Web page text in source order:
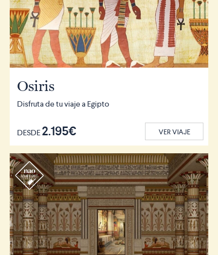
Osiris
Disfruta de tu viaje a Egipto
DESDE2.195€ VER VIAJE
r